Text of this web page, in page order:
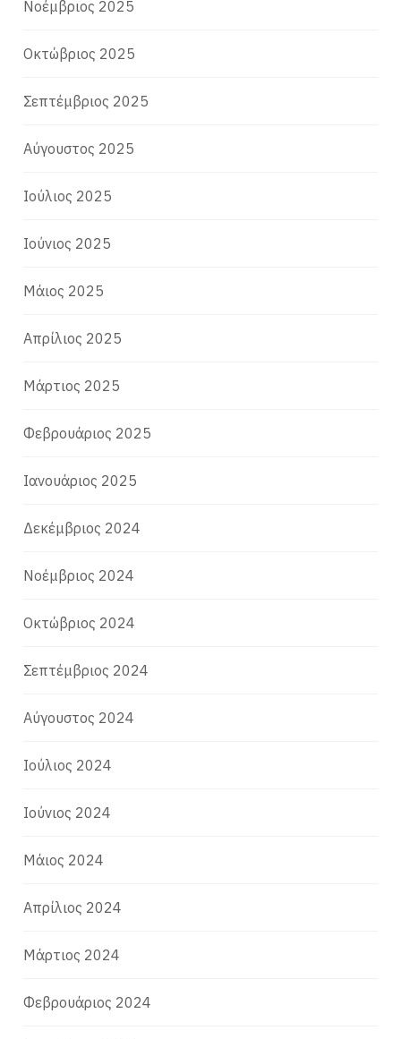
Νοέμβριος 2025
Οκτώβριος 2025
Σεπτέμβριος 2025
Αύγουστος 2025
Ιούλιος 2025
Ιούνιος 2025
Μάιος 2025
Απρίλιος 2025
Μάρτιος 2025
Φεβρουάριος 2025
Ιανουάριος 2025
Δεκέμβριος 2024
Νοέμβριος 2024
Οκτώβριος 2024
Σεπτέμβριος 2024
Αύγουστος 2024
Ιούλιος 2024
Ιούνιος 2024
Μάιος 2024
Απρίλιος 2024
Μάρτιος 2024
Φεβρουάριος 2024